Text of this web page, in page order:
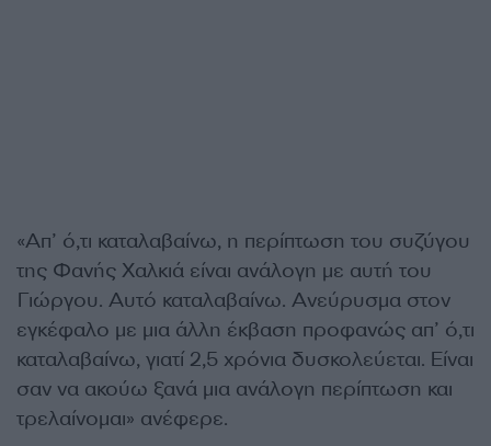
«Απ’ ό,τι καταλαβαίνω, η περίπτωση του συζύγου
της Φανής Χαλκιά είναι ανάλογη με αυτή του
Γιώργου. Αυτό καταλαβαίνω. Ανεύρυσμα στον
εγκέφαλο με μια άλλη έκβαση προφανώς απ’ ό,τι
καταλαβαίνω, γιατί 2,5 χρόνια δυσκολεύεται. Είναι
σαν να ακούω ξανά μια ανάλογη περίπτωση και
τρελαίνομαι» ανέφερε.